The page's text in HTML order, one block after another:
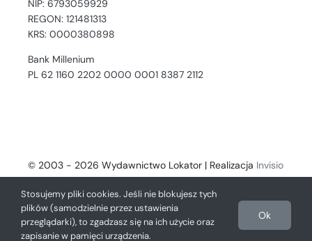
NIP: 6793059929
REGON: 121481313
KRS: 0000380898
Bank Millenium
PL 62 1160 2202 0000 0001 8387 2112
© 2003 - 2026 Wydawnictwo Lokator | Realizacja Invisio
- Digital Solutions
Stosujemy pliki cookies. Jeśli nie blokujesz tych
plików (samodzielnie przez ustawienia
przeglądarki), to zgadzasz się na ich użycie oraz
zapisanie w pamięci urządzenia.
Ok